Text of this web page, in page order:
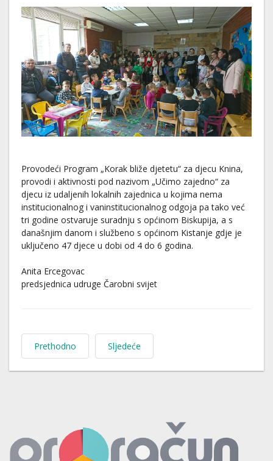
Provodeći Program „Korak bliže djetetu“ za djecu Knina,
provodi i aktivnosti pod nazivom „Učimo zajedno“ za
djecu iz udaljenih lokalnih zajednica u kojima nema
institucionalnog i vaninstitucionalnog odgoja pa tako već
tri godine ostvaruje suradnju s općinom Biskupija, a s
današnjim danom i službeno s općinom Kistanje gdje je
uključeno 47 djece u dobi od 4 do 6 godina.
Anita Ercegovac
predsjednica udruge Čarobni svijet
Prethodno Sljedeće